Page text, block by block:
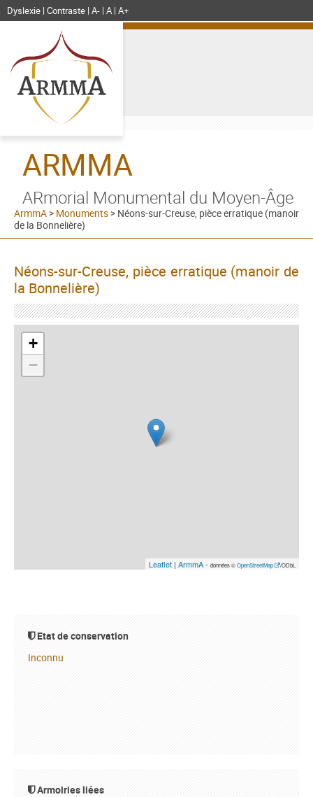
Dyslexie Contraste A- A A+
ARMMA
ARmorial Monumental du Moyen-Âge
ArmmA > Monuments > Néons-sur-Creuse, pièce erratique (manoir
de la Bonnelière)
Néons-sur-Creuse, pièce erratique (manoir de
la Bonnelière)
+
−
Leaflet | ArmmA- données ©OpenStreetMap /ODbL
Etat de conservation
Inconnu
Armoiries liées